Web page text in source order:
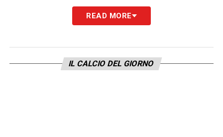
READ MORE
IL CALCIO DEL GIORNO